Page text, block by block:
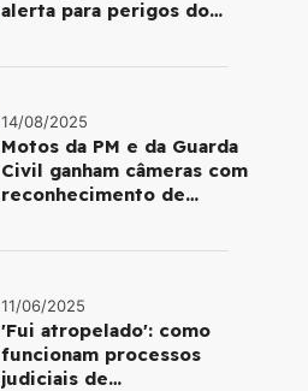
alerta para perigos do
14/08/2025
Motos da PM e da Guarda
Civil ganham câmeras com
reconhecimento de
11/06/2025
'Fui atropelado': como
funcionam processos
judiciais de